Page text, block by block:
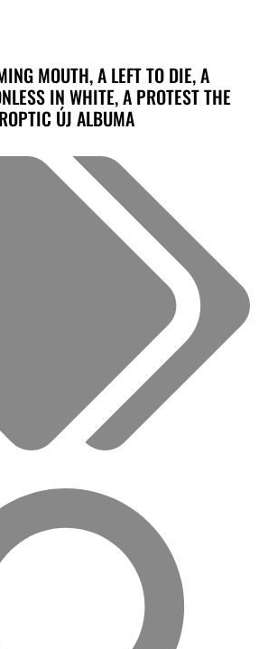
MOUTH, A LEFT TO DIE, A
IN WHITE, A PROTEST THE
ÚJ ALBUMA